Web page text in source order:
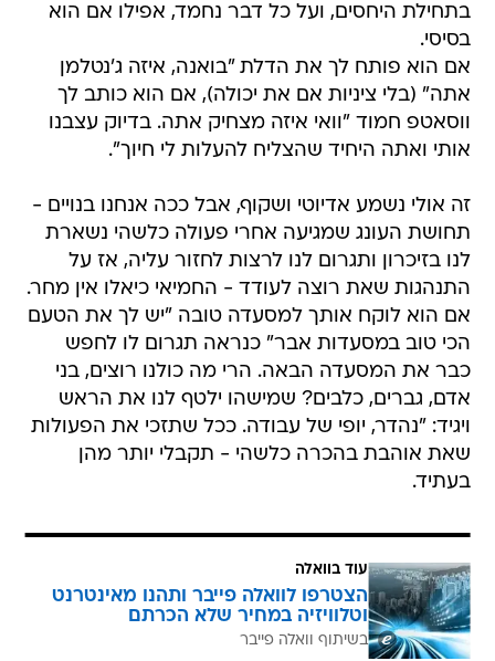
בתחילת היחסים, ועל כל דבר נחמד, אפילו אם הוא
בסיסי.
אם הוא פותח לך את הדלת "בואנה, איזה ג'נטלמן
אתה" (בלי ציניות אם את יכולה), אם הוא כותב לך
ווסאטפ חמוד "וואי איזה מצחיק אתה. בדיוק עצבנו
אותי ואתה היחיד שהצליח להעלות לי חיוך".
זה אולי נשמע אדיוטי ושקוף, אבל ככה אנחנו בנויים -
תחושת העונג שמגיעה אחרי פעולה כלשהי נשארת
לנו בזיכרון ותגרום לנו לרצות לחזור עליה, אז על
התנהגות שאת רוצה לעודד - החמיאי כיאלו אין מחר.
אם הוא לוקח אותך למסעדה טובה "יש לך את הטעם
הכי טוב במסעדות אבר" כנראה תגרום לו לחפש
כבר את המסעדה הבאה. הרי מה כולנו רוצים, בני
אדם, גברים, כלבים? שמישהו ילטף לנו את הראש
ויגיד: "נהדר, יופי של עבודה. ככל שתזכי את הפעולות
שאת אוהבת בהכרה כלשהי - תקבלי יותר מהן
בעתיד.
עוד בוואלה
הצטרפו לוואלה פייבר ותהנו מאינטרנט
וטלוויזיה במחיר שלא הכרתם
בשיתוף וואלה פייבר